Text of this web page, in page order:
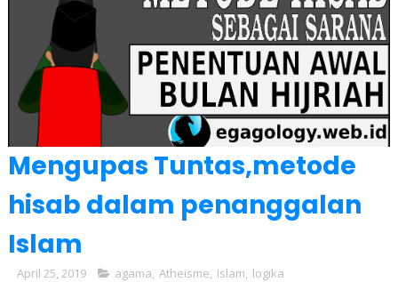
Mengupas Tuntas,metode
hisab dalam penanggalan
Islam
April 25, 2019 agama Atheisme Islam logika